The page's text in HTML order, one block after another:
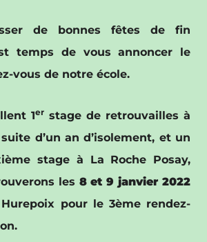
de bonnes fêtes de fin
temps de vous annoncer le
vous de notre école.
1er stage de retrouvailles à
d’un an d’isolement, et un
stage à La Roche Posay,
les 8 et 9 janvier 2022
pour le 3ème rendez-